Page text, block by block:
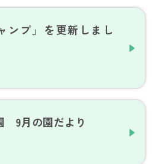
ンプ」を更新しまし
9月の園だより